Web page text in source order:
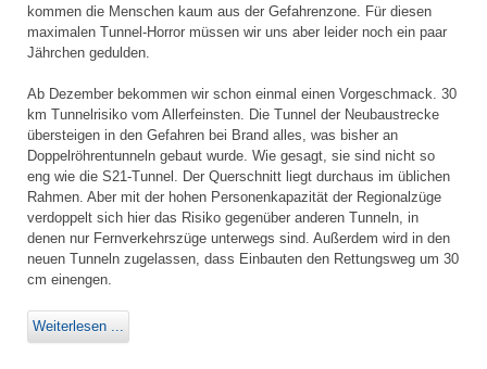
kommen die Menschen kaum aus der Gefahrenzone. Für diesen
maximalen Tunnel-Horror müssen wir uns aber leider noch ein paar
Jährchen gedulden.
Ab Dezember bekommen wir schon einmal einen Vorgeschmack. 30
km Tunnelrisiko vom Allerfeinsten. Die Tunnel der Neubaustrecke
übersteigen in den Gefahren bei Brand alles, was bisher an
Doppelröhrentunneln gebaut wurde. Wie gesagt, sie sind nicht so
eng wie die S21-Tunnel. Der Querschnitt liegt durchaus im üblichen
Rahmen. Aber mit der hohen Personenkapazität der Regionalzüge
verdoppelt sich hier das Risiko gegenüber anderen Tunneln, in
denen nur Fernverkehrszüge unterwegs sind. Außerdem wird in den
neuen Tunneln zugelassen, dass Einbauten den Rettungsweg um 30
cm einengen.
Weiterlesen ...